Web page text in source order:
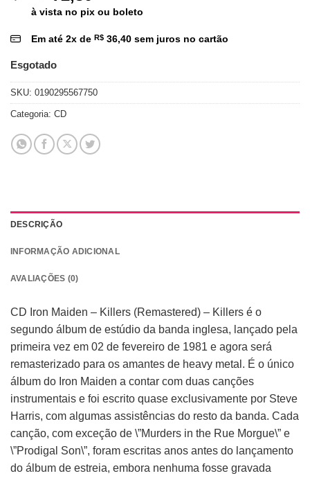
à vista no pix ou boleto
Em até 2x de R$ 36,40 sem juros no cartão
Esgotado
SKU: 0190295567750
Categoria: CD
DESCRIÇÃO
INFORMAÇÃO ADICIONAL
AVALIAÇÕES (0)
CD Iron Maiden – Killers (Remastered) – Killers é o
segundo álbum de estúdio da banda inglesa, lançado pela
primeira vez em 02 de fevereiro de 1981 e agora será
remasterizado para os amantes de heavy metal. É o único
álbum do Iron Maiden a contar com duas canções
instrumentais e foi escrito quase exclusivamente por Steve
Harris, com algumas assistências do resto da banda. Cada
canção, com exceção de \”Murders in the Rue Morgue\” e
\”Prodigal Son\”, foram escritas anos antes do lançamento
do álbum de estreia, embora nenhuma fosse gravada